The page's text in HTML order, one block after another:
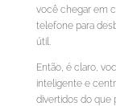
você chegar em
telefone para
útil.
Então, é claro,
inteligente e
divertidos do que